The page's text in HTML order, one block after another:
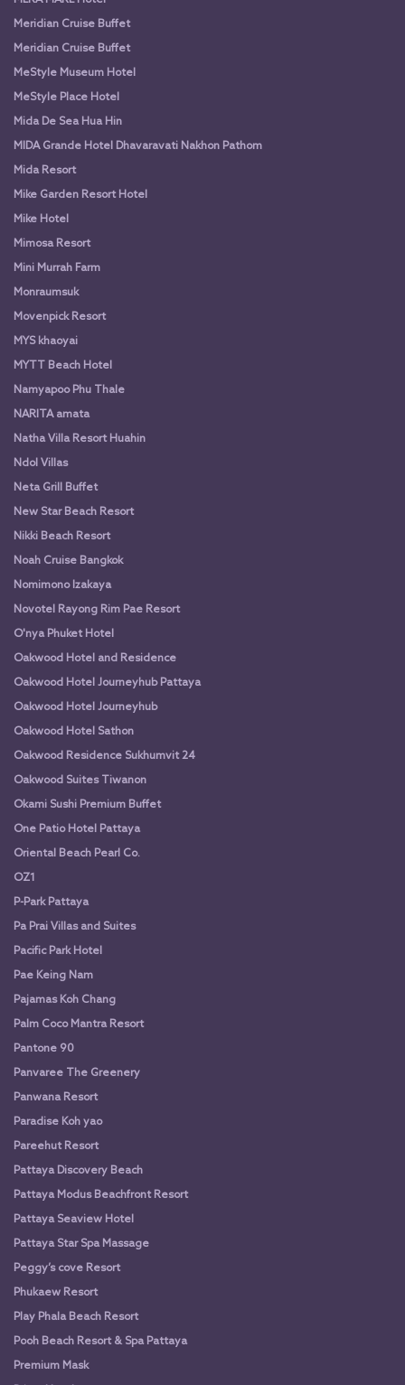
Meridian Cruise Buffet
Meridian Cruise Buffet
MeStyle Museum Hotel
MeStyle Place Hotel
Mida De Sea Hua Hin
MIDA Grande Hotel Dhavaravati Nakhon Pathom
Mida Resort
Mike Garden Resort Hotel
Mike Hotel
Mimosa Resort
Mini Murrah Farm
Monraumsuk
Movenpick Resort
MYS khaoyai
MYTT Beach Hotel
Namyapoo Phu Thale
NARITA amata
Natha Villa Resort Huahin
Ndol Villas
Neta Grill Buffet
New Star Beach Resort
Nikki Beach Resort
Noah Cruise Bangkok
Nomimono Izakaya
Novotel Rayong Rim Pae Resort
O'nya Phuket Hotel
Oakwood Hotel and Residence
Oakwood Hotel Journeyhub Pattaya
Oakwood Hotel Journeyhub
Oakwood Hotel Sathon
Oakwood Residence Sukhumvit 24
Oakwood Suites Tiwanon
Okami Sushi Premium Buffet
One Patio Hotel Pattaya
Oriental Beach Pearl Co.
OZ1
P-Park Pattaya
Pa Prai Villas and Suites
Pacific Park Hotel
Pae Keing Nam
Pajamas Koh Chang
Palm Coco Mantra Resort
Pantone 90
Panvaree The Greenery
Panwana Resort
Paradise Koh yao
Pareehut Resort
Pattaya Discovery Beach
Pattaya Modus Beachfront Resort
Pattaya Seaview Hotel
Pattaya Star Spa Massage
Peggy’s cove Resort
Phukaew Resort
Play Phala Beach Resort
Pooh Beach Resort & Spa Pattaya
Premium Mask